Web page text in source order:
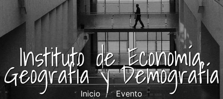
Instituto de Economía,
Geografía y Demografía
Inicio
Evento